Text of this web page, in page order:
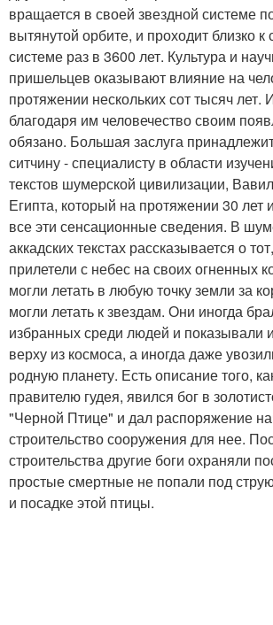
вращается в своей звездной системе
вытянутой орбите, и проходит близко к
системе раз в 3600 лет. Культура и
пришельцев оказывают влияние на
протяжении нескольких сот тысяч лет.
благодаря им человечество своим
обязано. Большая заслуга
ситчину - специалисту в области
текстов шумерской цивилизации,
Египта, который на протяжении 30 лет
все эти сенсационные сведения. В
аккадских текстах рассказывается о
прилетели с небес на своих огненных
могли летать в любую точку земли за
могли летать к звездам. Они иногда
избранных среди людей и показывали
верху из космоса, а иногда даже
родную планету. Есть описание того,
правителю гудея, явился бог в
"Черной Птице" и дал распоряжение
строительство сооружения для нее.
строительства другие боги охраняли
простые смертные не попали под
и посадке этой птицы.